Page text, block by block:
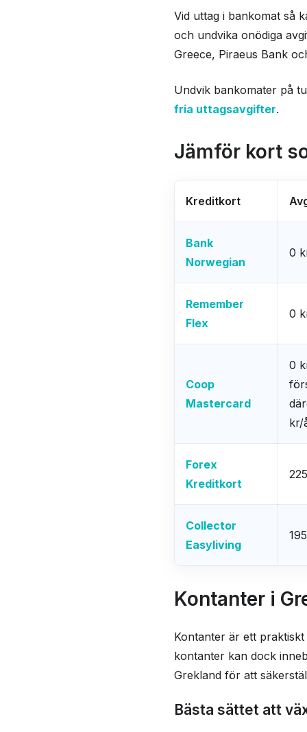
Vid uttag i bankomat så
och undvika onödiga
Greece, Piraeus Bank
Undvik bankomater på
fria uttagsavgifter.
Jämför kort
Kreditkort
Bank
Norwegian
0
Remember
Flex
0
Coop
Mastercard
0
kr/
Forex
Kreditkort
Collector
Easyliving
Kontanter i
Kontanter är ett
kontanter kan dock
Grekland för att
Bästa sättet att